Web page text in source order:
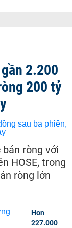
2.200
200 tỷ
ròng với
HOSE, trong
ròng lớn
Hơn
227.000